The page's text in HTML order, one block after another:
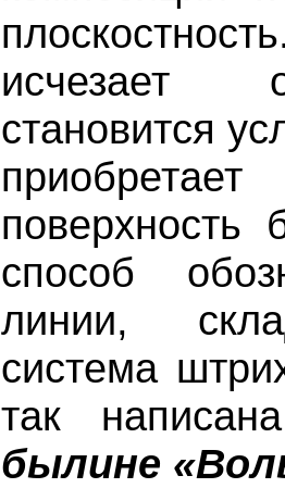
исчезает
становится
поверхность
способ
линии,
система
так
былине